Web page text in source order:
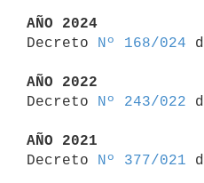
AÑO 2024
Decreto
Nº 168/024
AÑO 2022
Decreto
Nº 243/022
AÑO 2021
Decreto
Nº 377/021